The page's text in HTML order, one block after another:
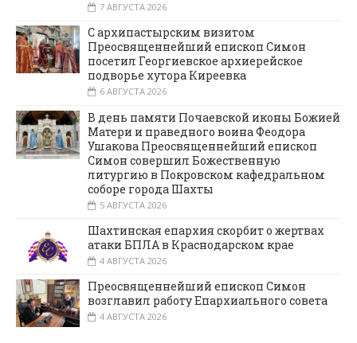
7 АВГУСТА 2026
С архипастырским визитом
Преосвященнейший епископ Симон
посетил Георгиевское архиерейское
подворье хутора Киреевка
6 АВГУСТА 2026
В день памяти Почаевской иконы Божией
Матери и праведного воина Феодора
Ушакова Преосвященнейший епископ
Симон совершил Божественную
литургию в Покровском кафедральном
соборе города Шахты
5 АВГУСТА 2026
Шахтинская епархия скорбит о жертвах
атаки БПЛА в Краснодарском крае
4 АВГУСТА 2026
Преосвященнейший епископ Симон
возглавил работу Епархиального совета
4 АВГУСТА 2026